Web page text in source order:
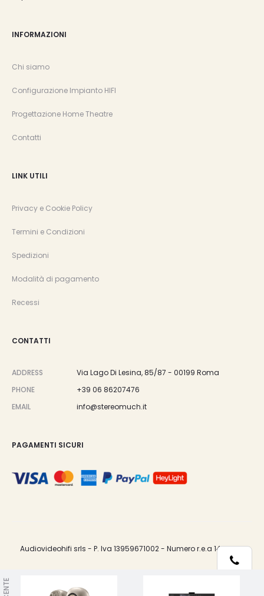
INFORMAZIONI
Chi siamo
Configurazione Impianto HIFI
Progettazione Home Theatre
Contatti
LINK UTILI
Privacy e Cookie Policy
Termini e Condizioni
Spedizioni
Modalità di pagamento
Recessi
CONTATTI
ADDRESS
Via Lago Di Lesina, 85/87 - 00199 Roma
PHONE
+39 06 86207476
EMAIL
info@stereomuch.it
PAGAMENTI SICURI
Audiovideohifi srls - P. Iva 13959671002 - Numero r.e.a 1487033.